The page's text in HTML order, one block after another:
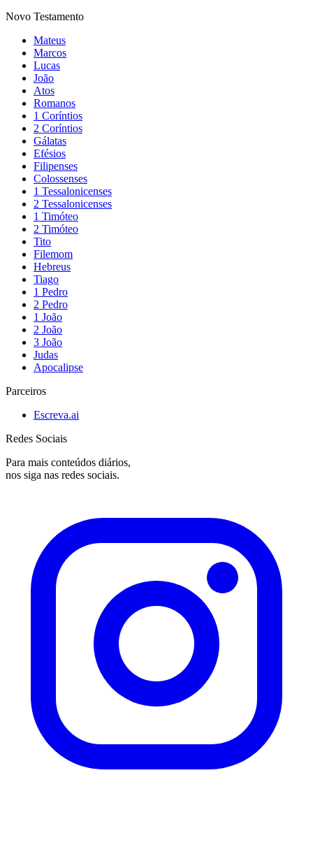
Novo Testamento
Mateus
Marcos
Lucas
João
Atos
Romanos
1 Coríntios
2 Coríntios
Gálatas
Efésios
Filipenses
Colossenses
1 Tessalonicenses
2 Tessalonicenses
1 Timóteo
2 Timóteo
Tito
Filemom
Hebreus
Tiago
1 Pedro
2 Pedro
1 João
2 João
3 João
Judas
Apocalipse
Parceiros
Escreva.ai
Redes Sociais
Para mais conteúdos diários,
nos siga nas redes sociais.